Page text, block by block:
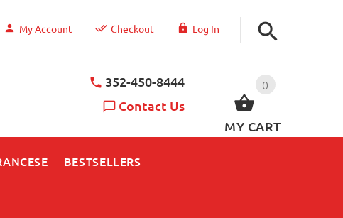
My Account Checkout Log In
0
MY CART
352-450-8444
Contact Us
BESTSELLERS